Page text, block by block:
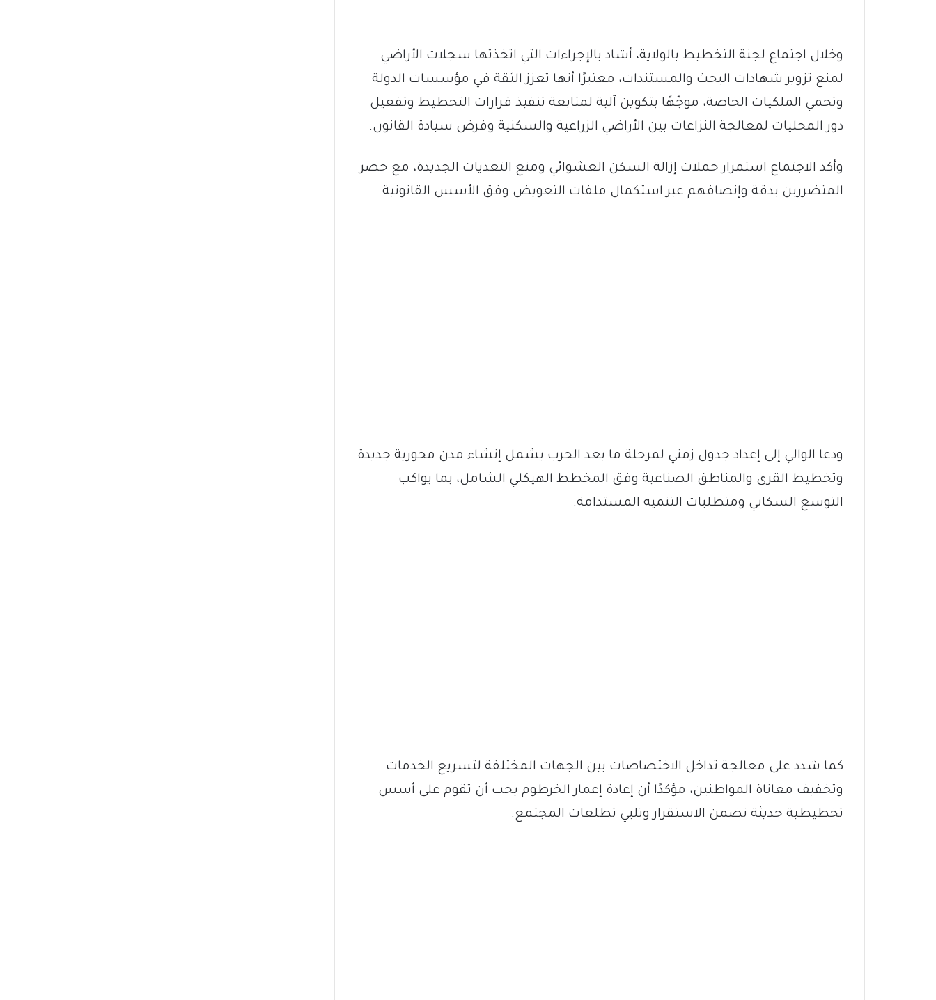
وخلال اجتماع لجنة التخطيط بالولاية، أشاد بالإجراءات التي اتخذتها سجلات الأراضي
لمنع تزوير شهادات البحث والمستندات، معتبرًا أنها تعزز الثقة في مؤسسات الدولة
وتحمي الملكيات الخاصة، موجّهًا بتكوين آلية لمتابعة تنفيذ قرارات التخطيط وتفعيل
دور المحليات لمعالجة النزاعات بين الأراضي الزراعية والسكنية وفرض سيادة القانون.
وأكد الاجتماع استمرار حملات إزالة السكن العشوائي ومنع التعديات الجديدة، مع حصر
المتضررين بدقة وإنصافهم عبر استكمال ملفات التعويض وفق الأسس القانونية.
ودعا الوالي إلى إعداد جدول زمني لمرحلة ما بعد الحرب يشمل إنشاء مدن محورية جديدة
وتخطيط القرى والمناطق الصناعية وفق المخطط الهيكلي الشامل، بما يواكب
التوسع السكاني ومتطلبات التنمية المستدامة.
كما شدد على معالجة تداخل الاختصاصات بين الجهات المختلفة لتسريع الخدمات
وتخفيف معاناة المواطنين، مؤكدًا أن إعادة إعمار الخرطوم يجب أن تقوم على أسس
تخطيطية حديثة تضمن الاستقرار وتلبي تطلعات المجتمع.